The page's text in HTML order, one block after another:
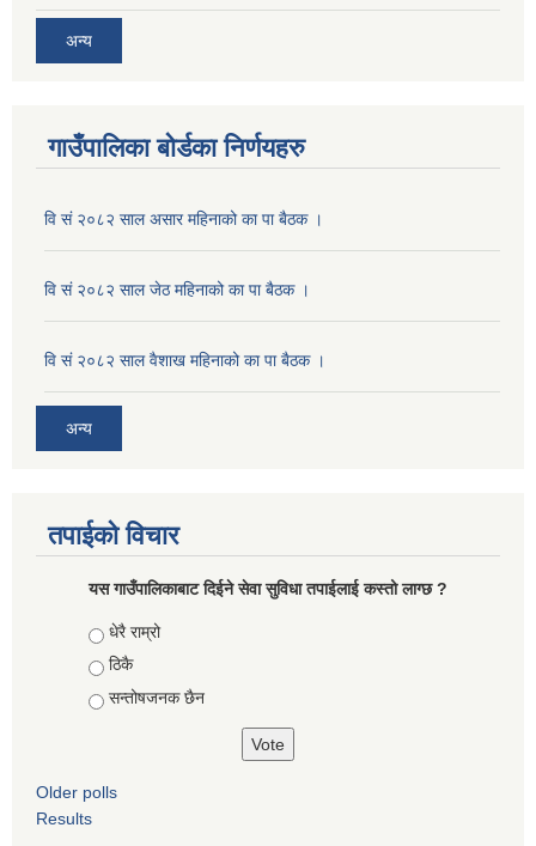
अन्य
गाउँपालिका बोर्डका निर्णयहरु
वि सं २०८२ साल असार महिनाको का पा बैठक ।
वि सं २०८२ साल जेठ महिनाको का पा बैठक ।
वि सं २०८२ साल वैशाख महिनाको का पा बैठक ।
अन्य
तपाईको विचार
यस गाउँपालिकाबाट दिईने सेवा सुविधा तपाईलाई कस्तो लाग्छ ?
Choices
धेरै राम्रो
ठिकै
सन्तोषजनक छैन
Older polls
Results